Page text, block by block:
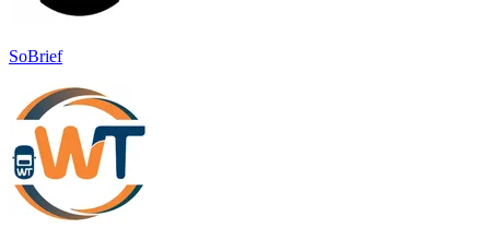
SoBrief